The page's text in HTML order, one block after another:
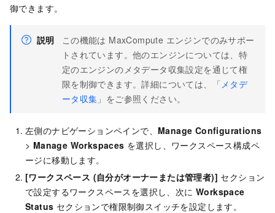
御できます。
説明
この機能は MaxCompute エンジンでのみサポー
トされています。他のエンジンについては、特
定のエンジンのメタデータ収集設定を通じて権
限を制御できます。詳細については、「 メタデ
ータ収集 」をご参照ください。
左側のナビゲーションペインで、 Manage Configurations
> Manage Workspaces を選択し、ワークスペース構成ペ
ージに移動します。
[ワークスペース (自分がオーナーまたは管理者)] セクション
で設定するワークスペースを選択し、次に Workspace
Status セクションで権限制御スイッチを設定します。